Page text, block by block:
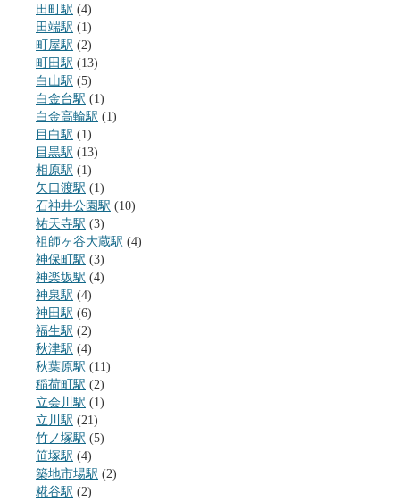
田町駅 (4)
田端駅 (1)
町屋駅 (2)
町田駅 (13)
白山駅 (5)
白金台駅 (1)
白金高輪駅 (1)
目白駅 (1)
目黒駅 (13)
相原駅 (1)
矢口渡駅 (1)
石神井公園駅 (10)
祐天寺駅 (3)
祖師ヶ谷大蔵駅 (4)
神保町駅 (3)
神楽坂駅 (4)
神泉駅 (4)
神田駅 (6)
福生駅 (2)
秋津駅 (4)
秋葉原駅 (11)
稲荷町駅 (2)
立会川駅 (1)
立川駅 (21)
竹ノ塚駅 (5)
笹塚駅 (4)
築地市場駅 (2)
糀谷駅 (2)